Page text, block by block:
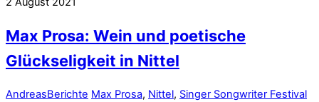
Max Prosa: Wein und poetische
Glückseligkeit in Nittel
AndreasBerichte Max Prosa, Nittel, Singer Songwriter Festival